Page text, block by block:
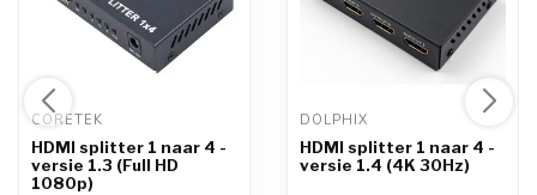
CORETEK
HDMI splitter 1 naar 4 -
versie 1.3 (Full HD
1080p)
DOLPHIX
HDMI splitter 1 naar 4 -
versie 1.4 (4K 30Hz)